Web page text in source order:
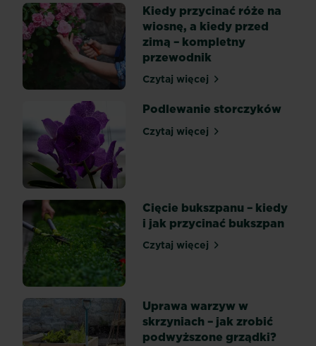
balkon
nie
powinien
być
dziełem
przypadku.
na
powinny
cieszyć
oko
domowników
i
gości
przez
cały
sezon,
przynajmniej
od
wczesnej
wiosny
do
późnej
jesieni,
Kiedy przycinać róże na
wiosnę, a kiedy przed
zimą – kompletny
przewodnik
Czytaj więcejKiedy przycinać róże na
Podlewanie storczyków
Czytaj więcejPodlewanie storczyków
Cięcie bukszpanu – kiedy
i jak przycinać bukszpan
Czytaj więcejCięcie bukszpanu – kiedy
Uprawa warzyw w
skrzyniach – jak zrobić
podwyższone grządki?